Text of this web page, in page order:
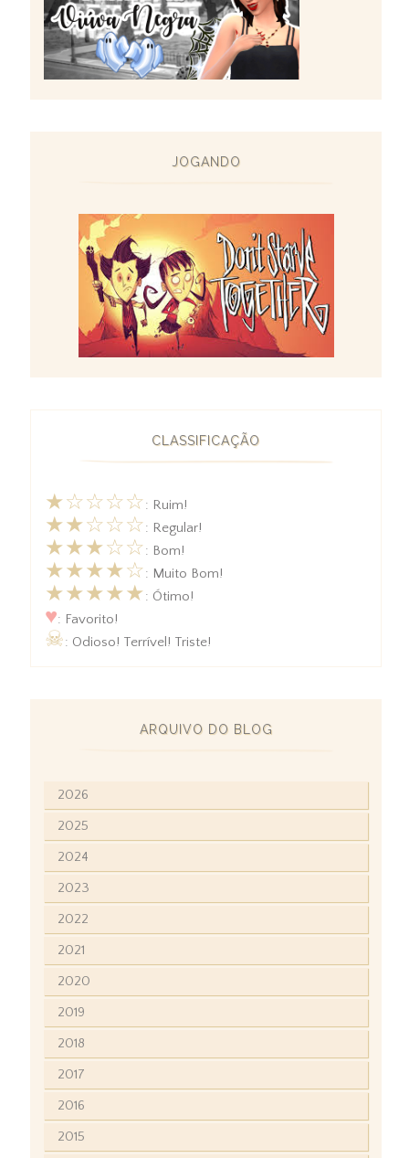
JOGANDO
CLASSIFICAÇÃO
★☆☆☆☆: Ruim!
★★☆☆☆: Regular!
★★★☆☆: Bom!
★★★★☆: Muito Bom!
★★★★★: Ótimo!
♥: Favorito!
☠: Odioso! Terrível! Triste!
ARQUIVO DO BLOG
2026
2025
2024
2023
2022
2021
2020
2019
2018
2017
2016
2015